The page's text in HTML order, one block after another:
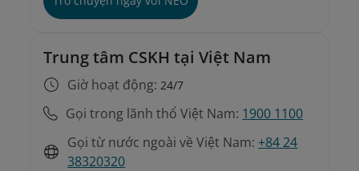
Trung tâm CSKH tại Việt Nam
Giờ hoạt động:24/7
Gọi trong lãnh thổ Việt Nam: 1900 1100
Gọi từ nước ngoài về Việt Nam: +84 24
38320320